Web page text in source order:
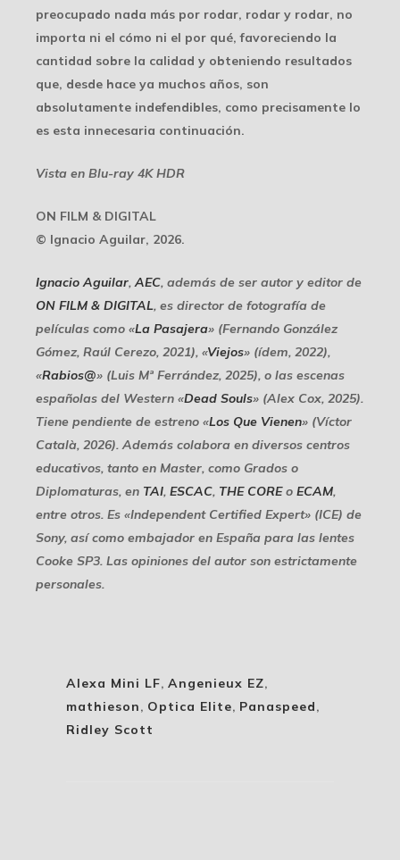
preocupado nada más por rodar, rodar y rodar, no
importa ni el cómo ni el por qué, favoreciendo la
cantidad sobre la calidad y obteniendo resultados
que, desde hace ya muchos años, son
absolutamente indefendibles, como precisamente lo
es esta innecesaria continuación.
Vista en Blu-ray 4K HDR
ON FILM & DIGITAL
© Ignacio Aguilar, 2026.
Ignacio Aguilar,AEC, además de ser autor y editor de
ON FILM & DIGITAL, es director de fotografía de
películas como «La Pasajera» (Fernando González
Gómez, Raúl Cerezo, 2021), «Viejos» (ídem, 2022),
«Rabios@» (Luis Mª Ferrández, 2025), o las escenas
españolas del Western «Dead Souls» (Alex Cox, 2025).
Tiene pendiente de estreno «Los Que Vienen» (Víctor
Català, 2026). Además colabora en diversos centros
educativos, tanto en Master, como Grados o
Diplomaturas, en TAI, ESCAC, THE COREo ECAM,
entre otros. Es «Independent Certified Expert» (ICE) de
Sony, así como embajador en España para las lentes
Cooke SP3. Las opiniones del autor son estrictamente
personales.
Alexa Mini LF, Angenieux EZ,
mathieson, Optica Elite, Panaspeed,
Ridley Scott